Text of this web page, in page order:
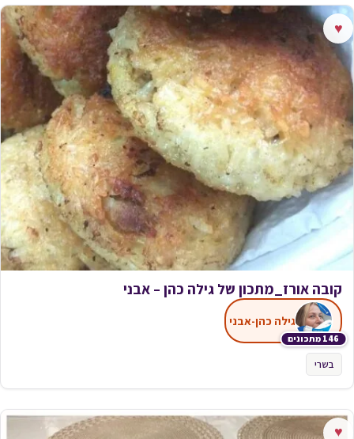
♥
קובה אורז_מתכון של גילה כהן – אבני
146 מתכונים
גילה כהן-אבני
בשרי
♥